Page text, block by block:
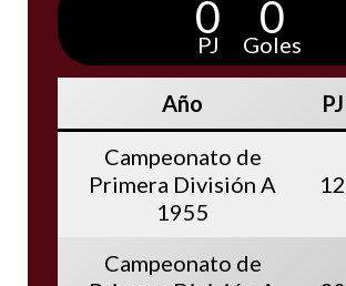
0
PJ
0
Goles
Año PJ
Campeonato de
Primera División A
1955
12
Campeonato de